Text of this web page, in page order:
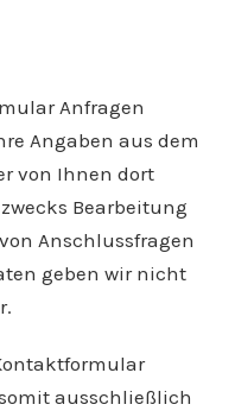
Anfragen
Angaben aus dem
von Ihnen dort
Bearbeitung
Anschlussfragen
geben wir nicht
ausschließlich